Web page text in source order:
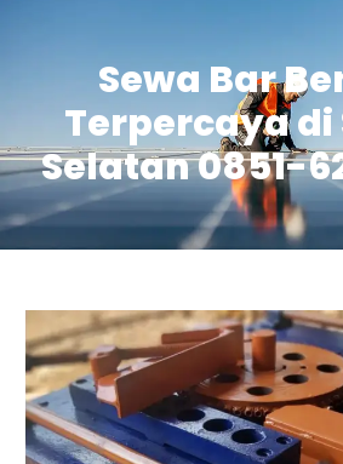
Sewa Bar
Terpercaya di
Selatan 0851-